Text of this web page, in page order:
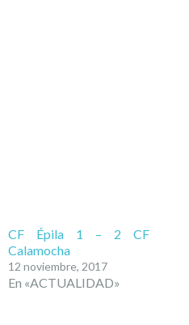
CF Épila 1 – 2 CF
Calamocha
12 noviembre, 2017
En «ACTUALIDAD»